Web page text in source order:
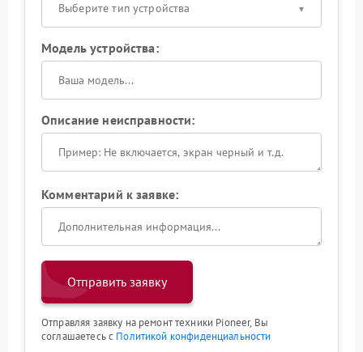
Выберите тип устройства
Модель устройства:
Описание неисправности:
Комментарий к заявке:
Отправить заявку
Отправляя заявку на ремонт техники Pioneer, Вы
соглашаетесь с Политикой конфиденциальности